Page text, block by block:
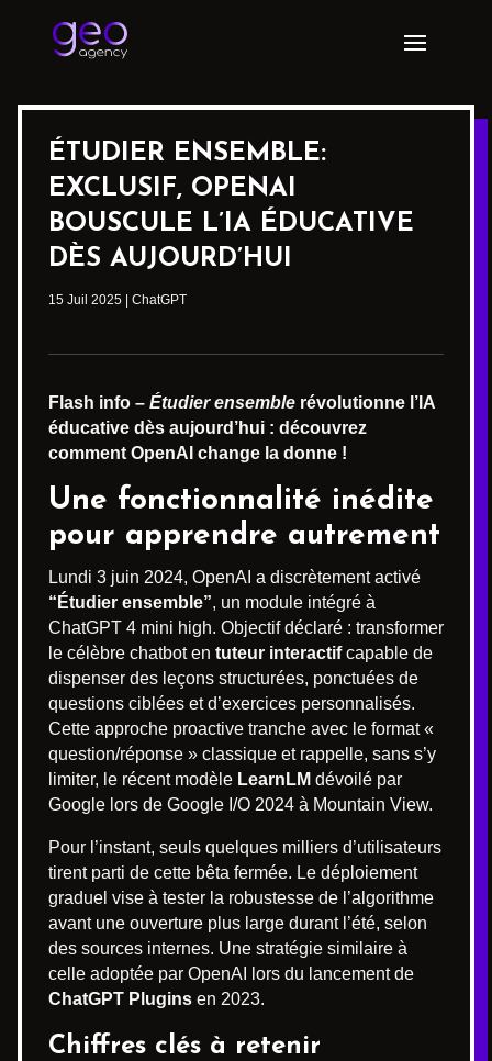
ÉTUDIER ENSEMBLE:
EXCLUSIF, OPENAI
BOUSCULE L’IA ÉDUCATIVE
DÈS AUJOURD’HUI
15 Juil 2025 ChatGPT
Flash info – Étudier ensemble révolutionne l’IA
éducative dès aujourd’hui : découvrez
comment OpenAI change la donne !
Une fonctionnalité inédite
pour apprendre autrement
Lundi 3 juin 2024, OpenAI a discrètement activé
“Étudier ensemble”, un module intégré à
ChatGPT 4 mini high. Objectif déclaré : transformer
le célèbre chatbot en tuteur interactifcapable de
dispenser des leçons structurées, ponctuées de
questions ciblées et d’exercices personnalisés.
Cette approche proactive tranche avec le format «
question/réponse » classique et rappelle, sans s’y
limiter, le récent modèle LearnLM dévoilé par
Google lors de Google I/O 2024 à Mountain View.
Pour l’instant, seuls quelques milliers d’utilisateurs
tirent parti de cette bêta fermée. Le déploiement
graduel vise à tester la robustesse de l’algorithme
avant une ouverture plus large durant l’été, selon
des sources internes. Une stratégie similaire à
celle adoptée par OpenAI lors du lancement de
ChatGPT Plugins en 2023.
Chiffres clés à retenir